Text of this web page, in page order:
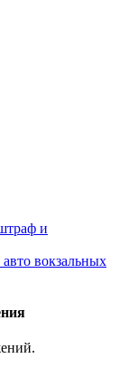
и
вокзальных